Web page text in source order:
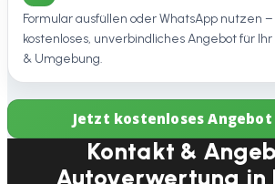
Formular ausfüllen oder WhatsApp nutzen
kostenloses, unverbindliches Angebot für
& Umgebung.
Jetzt kostenloses
Kontakt &
Autoverwertung in